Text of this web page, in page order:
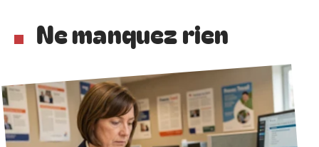
Ne manquez rien